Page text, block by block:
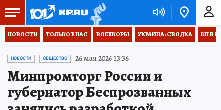
НОВОСТИ ТОЛЬКО У НАС ВОЕНКОРЫ УКРАИНА: СВОДКА КП В
НОВОСТИ ОБЩЕСТВО 26 мая 2026 13:36
Минпромторг России и
губернатор Беспрозванных